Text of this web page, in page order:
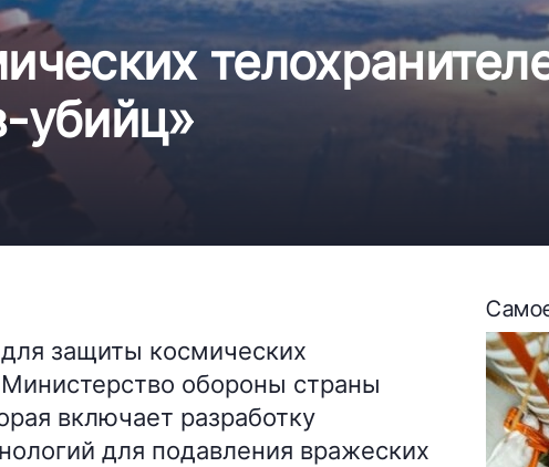
убийц»
защиты космических
обороны страны
включает разработку
для подавления вражеских